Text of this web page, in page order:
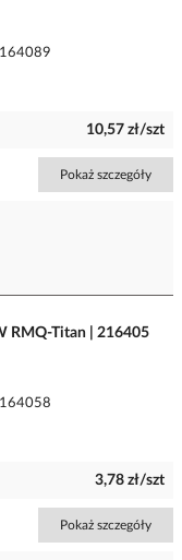
10,57 zł/szt
Pokaż szczegóły
RMQ-Titan | 216405
3,78 zł/szt
Pokaż szczegóły